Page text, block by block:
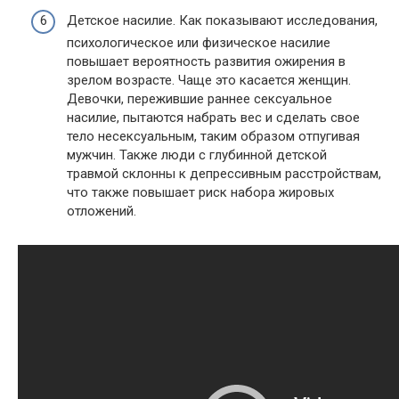
Детское насилие. Как показывают исследования,
психологическое или физическое насилие
повышает вероятность развития ожирения в
зрелом возрасте. Чаще это касается женщин.
Девочки, пережившие раннее сексуальное
насилие, пытаются набрать вес и сделать свое
тело несексуальным, таким образом отпугивая
мужчин. Также люди с глубинной детской
травмой склонны к депрессивным расстройствам,
что также повышает риск набора жировых
отложений.